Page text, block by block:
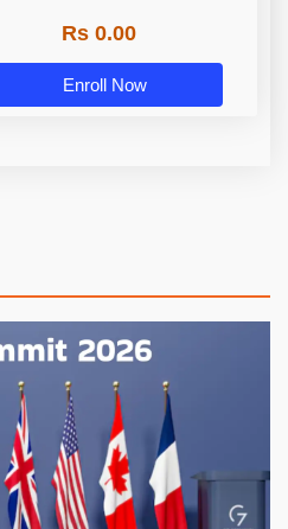
Rs 0.00
Enroll Now